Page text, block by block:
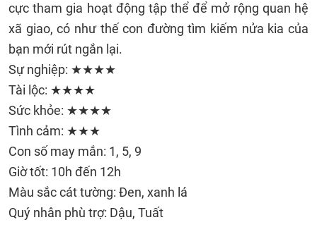
cực tham gia hoạt động tập thể để mở rộng quan hệ
xã giao, có như thế con đường tìm kiếm nửa kia của
bạn mới rút ngắn lại.
Sự nghiệp: ★★★★
Tài lộc: ★★★★
Sức khỏe: ★★★★
Tình cảm: ★★★
Con số may mắn: 1, 5, 9
Giờ tốt: 10h đến 12h
Màu sắc cát tường: Đen, xanh lá
Quý nhân phù trợ: Dậu, Tuất